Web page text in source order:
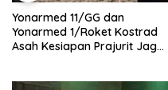
Yonarmed 11/GG dan
Yonarmed 1/Roket Kostrad
Asah Kesiapan Prajurit Jaga